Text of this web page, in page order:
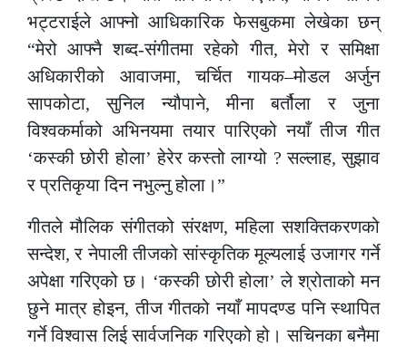
भट्टराईले आफ्नो आधिकारिक फेसबुकमा लेखेका छन्
“मेरो आफ्नै शब्द-संगीतमा रहेको गीत, मेरो र समिक्षा
अधिकारीको आवाजमा, चर्चित गायक–मोडल अर्जुन
सापकोटा, सुनिल न्यौपाने, मीना बर्तौला र जुना
विश्वकर्माको अभिनयमा तयार पारिएको नयाँ तीज गीत
‘कस्की छोरी होला’ हेरेर कस्तो लाग्यो ? सल्लाह, सुझाव
र प्रतिकृया दिन नभुल्नु होला।”
गीतले मौलिक संगीतको संरक्षण, महिला सशक्तिकरणको
सन्देश, र नेपाली तीजको सांस्कृतिक मूल्यलाई उजागर गर्ने
अपेक्षा गरिएको छ। ‘कस्की छोरी होला’ ले श्रोताको मन
छुने मात्र होइन, तीज गीतको नयाँ मापदण्ड पनि स्थापित
गर्ने विश्वास लिई सार्वजनिक गरिएको हो। सचिनका बनैमा